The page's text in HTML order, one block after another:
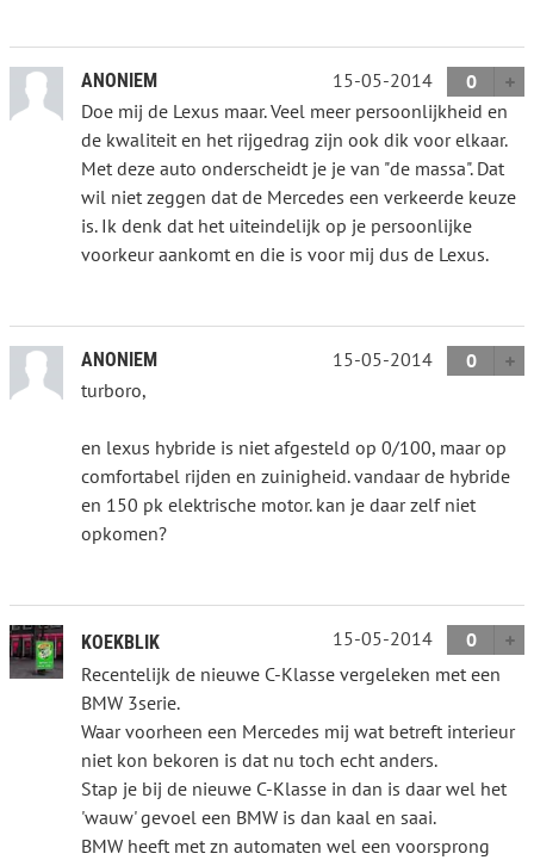
ANONIEM 15-05-2014
0
Doe mij de Lexus maar. Veel meer persoonlijkheid en
de kwaliteit en het rijgedrag zijn ook dik voor elkaar.
Met deze auto onderscheidt je je van "de massa". Dat
wil niet zeggen dat de Mercedes een verkeerde keuze
is. Ik denk dat het uiteindelijk op je persoonlijke
voorkeur aankomt en die is voor mij dus de Lexus.
ANONIEM 15-05-2014
0
turboro,
en lexus hybride is niet afgesteld op 0/100, maar op
comfortabel rijden en zuinigheid. vandaar de hybride
en 150 pk elektrische motor. kan je daar zelf niet
opkomen?
KOEKBLIK 15-05-2014
0
Recentelijk de nieuwe C-Klasse vergeleken met een
BMW 3serie.
Waar voorheen een Mercedes mij wat betreft interieur
niet kon bekoren is dat nu toch echt anders.
Stap je bij de nieuwe C-Klasse in dan is daar wel het
'wauw' gevoel een BMW is dan kaal en saai.
BMW heeft met zn automaten wel een voorsprong